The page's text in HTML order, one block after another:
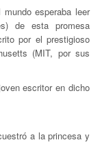
esperaba leer
de esta promesa
por el prestigioso
(MIT, por sus
escritor en dicho
a la princesa y